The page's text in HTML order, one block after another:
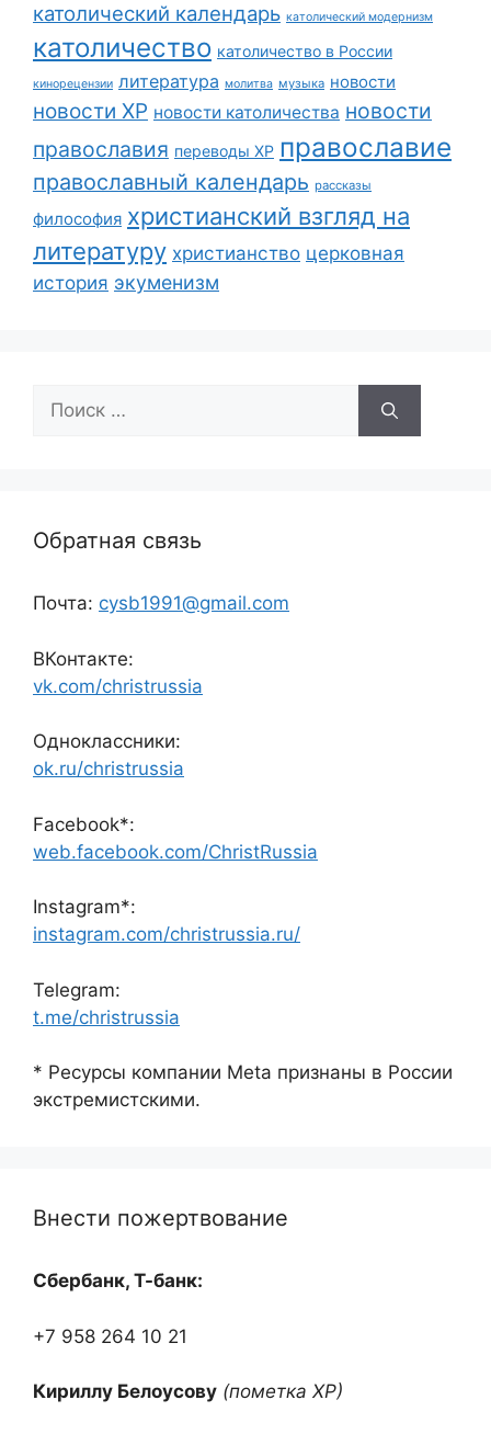
католический календарь католический модернизм
католичество католичество в России
кинорецензии литература молитва музыка новости
новости ХР новости католичества новости
православия переводы ХР православие
православный календарь рассказы
философия христианский взгляд на
литературу христианство церковная
история экуменизм
Поиск:
Обратная связь
Почта: cysb1991@gmail.com
ВКонтакте:
vk.com/christrussia
Одноклассники:
ok.ru/christrussia
Facebook*:
web.facebook.com/ChristRussia
Instagram*:
instagram.com/christrussia.ru/
Telegram:
t.me/christrussia
* Ресурсы компании Meta признаны в России
экстремистскими.
Внести пожертвование
Сбербанк, Т-банк:
+7 958 264 10 21
Кириллу Белоусову (пометка ХР)